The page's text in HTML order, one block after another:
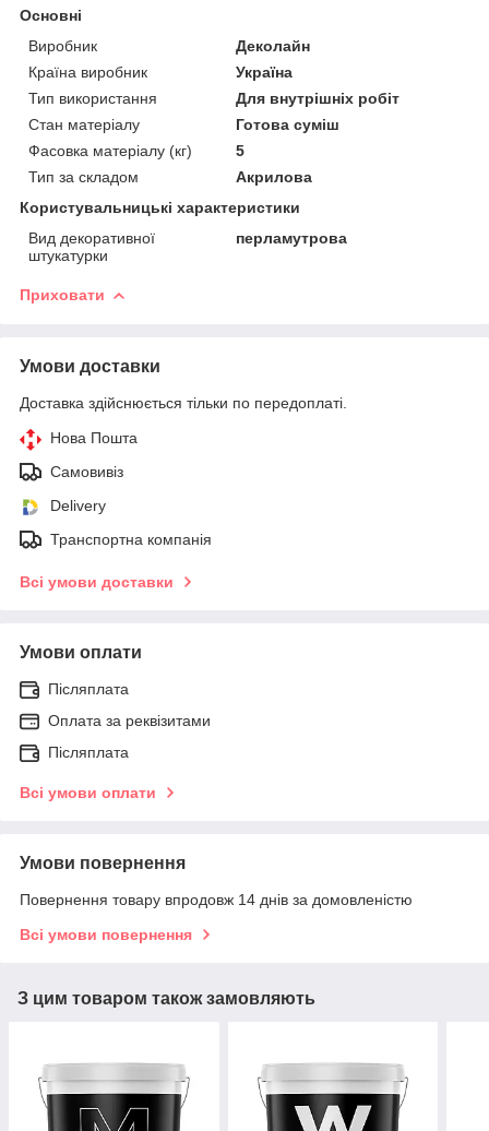
Основні
Виробник
Деколайн
Країна виробник
Україна
Тип використання
Для внутрішніх робіт
Стан матеріалу
Готова суміш
Фасовка матеріалу (кг)
5
Тип за складом
Акрилова
Користувальницькі характеристики
Вид декоративної
штукатурки
перламутрова
Приховати
Умови доставки
Доставка здійснюється тільки по передоплаті.
Нова Пошта
Самовивіз
Delivery
Транспортна компанія
Всі умови доставки
Умови оплати
Післяплата
Оплата за реквізитами
Післяплата
Всі умови оплати
Умови повернення
Повернення товару впродовж 14 днів за домовленістю
Всі умови повернення
З цим товаром також замовляють